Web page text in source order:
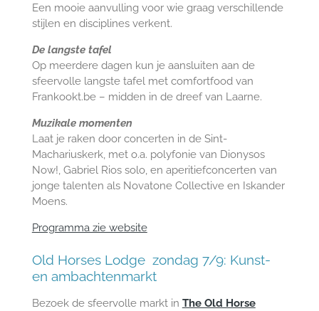
Een mooie aanvulling voor wie graag verschillende
stijlen en disciplines verkent.
De langste tafel
Op meerdere dagen kun je aansluiten aan de
sfeervolle langste tafel met comfortfood van
Frankookt.be – midden in de dreef van Laarne.
Muzikale momenten
Laat je raken door concerten in de Sint-
Machariuskerk, met o.a. polyfonie van Dionysos
Now!, Gabriel Rios solo, en aperitiefconcerten van
jonge talenten als Novatone Collective en Iskander
Moens.
Programma zie website
Old Horses Lodge zondag 7/9: Kunst-
en ambachtenmarkt
Bezoek de sfeervolle markt in The Old Horse